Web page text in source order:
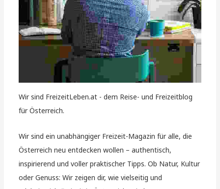
Wir sind FreizeitLeben.at - dem Reise- und Freizeitblog
für Österreich.
Wir sind ein unabhängiger Freizeit-Magazin für alle, die
Österreich neu entdecken wollen – authentisch,
inspirierend und voller praktischer Tipps. Ob Natur, Kultur
oder Genuss: Wir zeigen dir, wie vielseitig und